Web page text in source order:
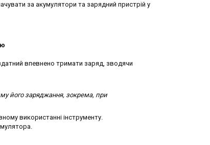
за акумулятори та зарядний пристрій у
впевнено тримати заряд, зводячи
його заряджання, зокрема, при
використанні інструменту.